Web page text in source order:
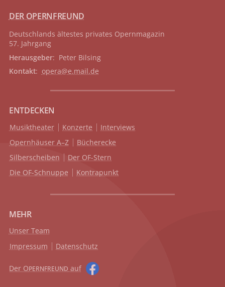
DER OPERNFREUND
Deutschlands ältestes privates Opernmagazin
57. Jahrgang
Herausgeber: Peter Bilsing
Kontakt: opera@e.mail.de
ENTDECKEN
Musiktheater Konzerte
Interviews
Opernhäuser A–Z
Bücherecke
Silberscheiben
Der OF-Stern
Die OF-Schnuppe
Kontrapunkt
MEHR
Unser Team
Impressum
Datenschutz
Der OPERNFREUND auf